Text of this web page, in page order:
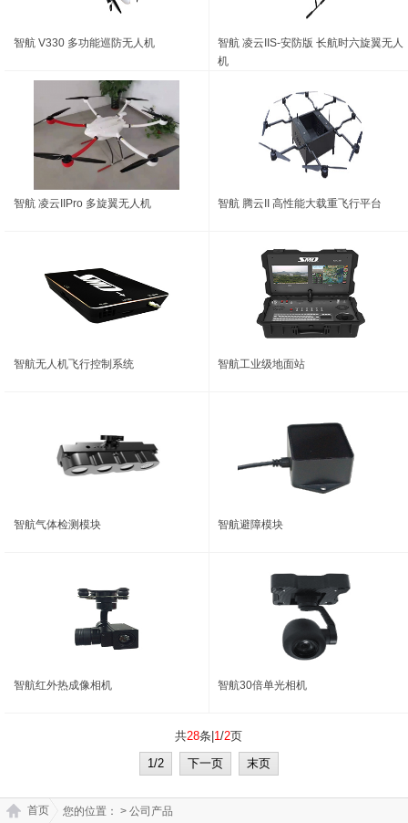
智航 V330 多功能巡防无人机
智航 凌云IIS-安防版 长航时六旋翼无人
机
智航 凌云IIPro 多旋翼无人机 智航 腾云II 高性能大载重飞行平台
智航无人机飞行控制系统 智航工业级地面站
智航气体检测模块 智航避障模块
智航红外热成像相机 智航30倍单光相机
共28条| 1/2页
1/2
下一页 末页
您的位置：
首页 > 公司产品